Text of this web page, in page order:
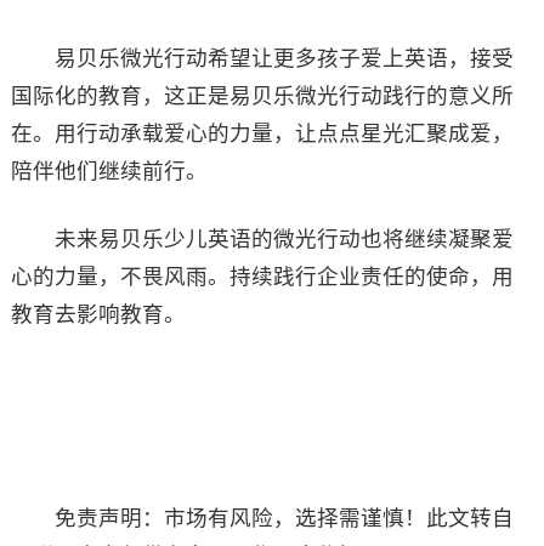
易贝乐微光行动希望让更多孩子爱上英语，接受
国际化的教育，这正是易贝乐微光行动践行的意义所
在。用行动承载爱心的力量，让点点星光汇聚成爱，
陪伴他们继续前行。
未来易贝乐少儿英语的微光行动也将继续凝聚爱
心的力量，不畏风雨。持续践行企业责任的使命，用
教育去影响教育。
免责声明：市场有风险，选择需谨慎！此文转自